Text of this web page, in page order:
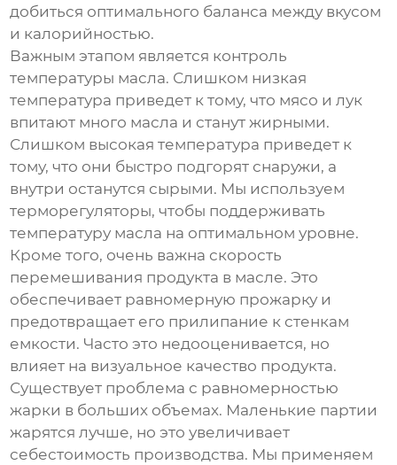
добиться оптимального баланса между вкусом
и калорийностью.
Важным этапом является контроль
температуры масла. Слишком низкая
температура приведет к тому, что мясо и лук
впитают много масла и станут жирными.
Слишком высокая температура приведет к
тому, что они быстро подгорят снаружи, а
внутри останутся сырыми. Мы используем
терморегуляторы, чтобы поддерживать
температуру масла на оптимальном уровне.
Кроме того, очень важна скорость
перемешивания продукта в масле. Это
обеспечивает равномерную прожарку и
предотвращает его прилипание к стенкам
емкости. Часто это недооценивается, но
влияет на визуальное качество продукта.
Существует проблема с равномерностью
жарки в больших объемах. Маленькие партии
жарятся лучше, но это увеличивает
себестоимость производства. Мы применяем